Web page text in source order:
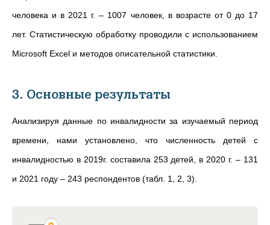
человека и в 2021 г. – 1007 человек, в возрасте от 0 до 17
лет. Статистическую обработку проводили с использованием
Microsoft Excel и методов описательной статистики.
3. Основные результаты
Анализируя данные по инвалидности за изучаемый период
времени, нами установлено, что численность детей с
инвалидностью в 2019г. составила 253 детей, в 2020 г. – 131
и 2021 году – 243 респондентов (табл. 1, 2, 3).